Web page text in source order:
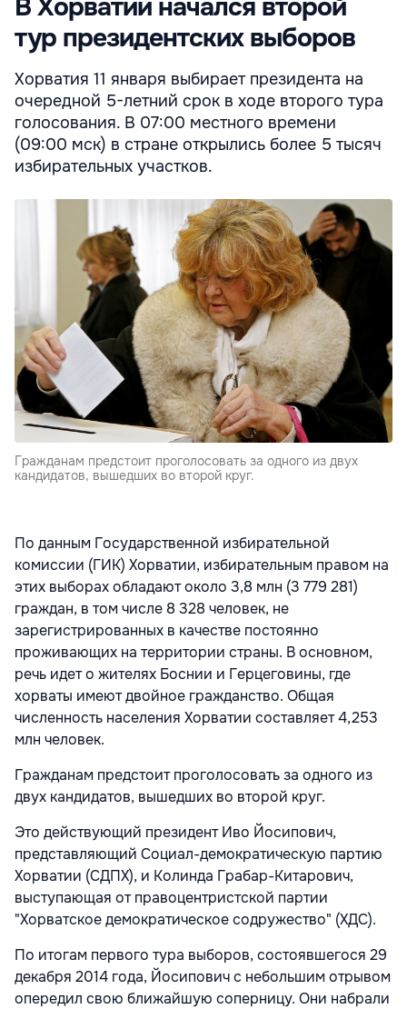
В Хорватии начался второй
тур президентских выборов
Хорватия 11 января выбирает президента на
очередной 5-летний срок в ходе второго тура
голосования. В 07:00 местного времени
(09:00 мск) в стране открылись более 5 тысяч
избирательных участков.
Гражданам предстоит проголосовать за одного из двух
кандидатов, вышедших во второй круг.
По данным Государственной избирательной
комиссии (ГИК) Хорватии, избирательным правом на
этих выборах обладают около 3,8 млн (3 779 281)
граждан, в том числе 8 328 человек, не
зарегистрированных в качестве постоянно
проживающих на территории страны. В основном,
речь идет о жителях Боснии и Герцеговины, где
хорваты имеют двойное гражданство. Общая
численность населения Хорватии составляет 4,253
млн человек.
Гражданам предстоит проголосовать за одного из
двух кандидатов, вышедших во второй круг.
Это действующий президент Иво Йосипович,
представляющий Социал-демократическую партию
Хорватии (СДПХ), и Колинда Грабар-Китарович,
выступающая от правоцентристской партии
"Хорватское демократическое содружество" (ХДС).
По итогам первого тура выборов, состоявшегося 29
декабря 2014 года, Йосипович с небольшим отрывом
опередил свою ближайшую соперницу. Они набрали